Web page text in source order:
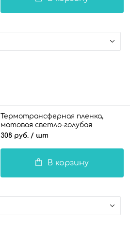
Термотрансферная пленка,
матовая светло-голубая
308 руб. / шт
В корзину